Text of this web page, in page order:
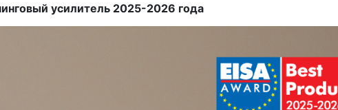
усилитель 2025-2026 года